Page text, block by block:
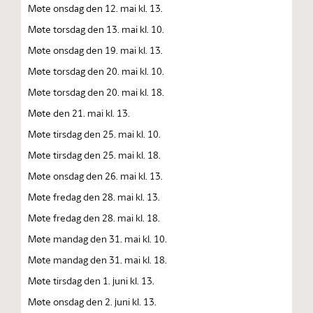
Møte onsdag den 12. mai kl. 13.
Møte torsdag den 13. mai kl. 10.
Møte onsdag den 19. mai kl. 13.
Møte torsdag den 20. mai kl. 10.
Møte torsdag den 20. mai kl. 18.
Møte den 21. mai kl. 13.
Møte tirsdag den 25. mai kl. 10.
Møte tirsdag den 25. mai kl. 18.
Møte onsdag den 26. mai kl. 13.
Møte fredag den 28. mai kl. 13.
Møte fredag den 28. mai kl. 18.
Møte mandag den 31. mai kl. 10.
Møte mandag den 31. mai kl. 18.
Møte tirsdag den 1. juni kl. 13.
Møte onsdag den 2. juni kl. 13.